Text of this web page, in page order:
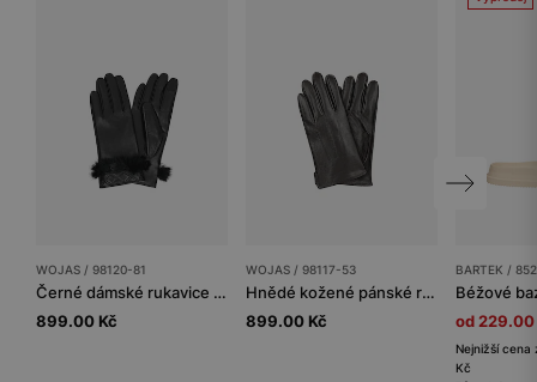
WOJAS / 98120-81
Černé dámské rukavice s ozdobným lemem a kožešinou
899.00 Kč
WOJAS / 98117-53
Hnědé kožené pánské rukavice s funkcí dotykové obrazovky
899.00 Kč
BARTEK /
od 229.00
Nejnižší cena
Kč